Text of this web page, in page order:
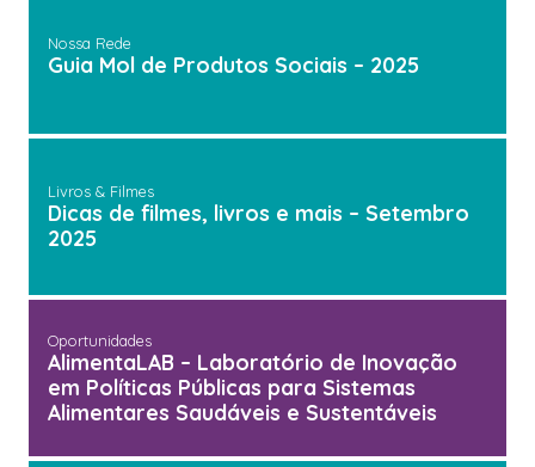
Nossa Rede
Guia Mol de Produtos Sociais – 2025
Livros & Filmes
Dicas de filmes, livros e mais – Setembro
2025
Oportunidades
AlimentaLAB – Laboratório de Inovação
em Políticas Públicas para Sistemas
Alimentares Saudáveis e Sustentáveis